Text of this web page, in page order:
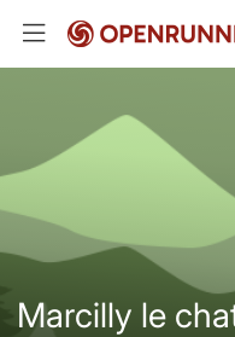
Marcilly le